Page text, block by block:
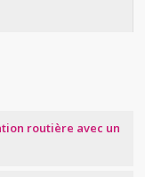
routière avec un